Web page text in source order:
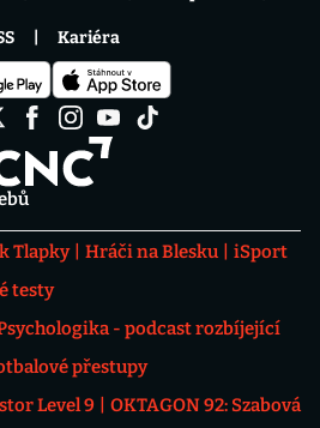
Tlapky Hráči na Blesku
iSport
testy
- podcast rozbíjející
přestupy
Level 9
OKTAGON 92: Szabová
Kariéra